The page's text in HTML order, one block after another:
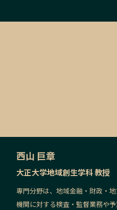
西山 巨章
大正大学地域創生学科 教授
専門分野は、地域金融・財政・
機関に対する検査・監督業務や